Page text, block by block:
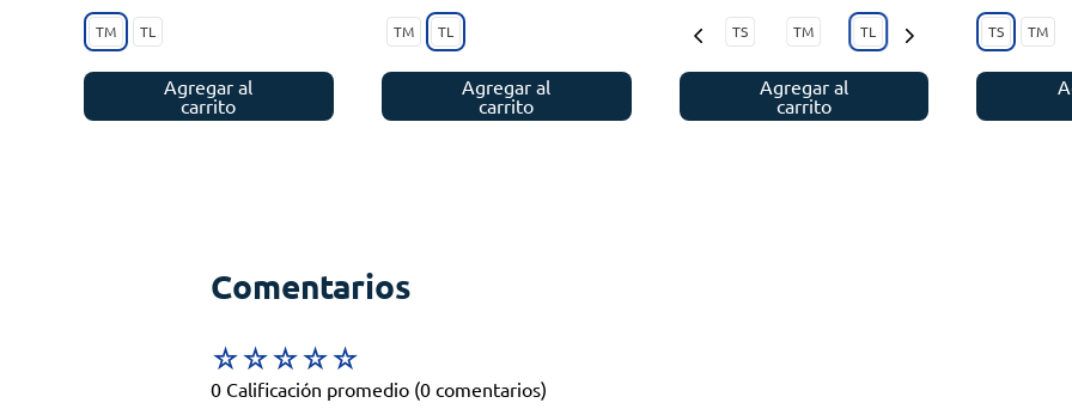
TM TL
Agregar al
carrito
TM TL
Agregar al
carrito
TS TM TL
Agregar al
carrito
TS TM
Comentarios
☆☆☆☆☆
0 Calificación promedio (0 comentarios)